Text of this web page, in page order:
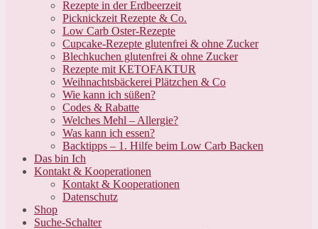
Rezepte in der Erdbeerzeit
Picknickzeit Rezepte & Co.
Low Carb Oster-Rezepte
Cupcake-Rezepte glutenfrei & ohne Zucker
Blechkuchen glutenfrei & ohne Zucker
Rezepte mit KETOFAKTUR
Weihnachtsbäckerei Plätzchen & Co
Wie kann ich süßen?
Codes & Rabatte
Welches Mehl – Allergie?
Was kann ich essen?
Backtipps – 1. Hilfe beim Low Carb Backen
Das bin Ich
Kontakt & Kooperationen
Kontakt & Kooperationen
Datenschutz
Shop
Suche-Schalter